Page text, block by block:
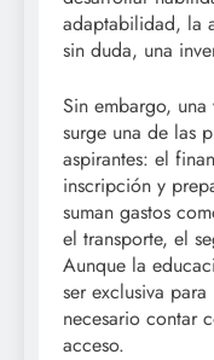
adaptabilidad, la
sin duda, una
Sin embargo,
surge una de las
aspirantes: el
inscripción y
suman gastos
el transporte, el
Aunque la
ser exclusiva
necesario contar
acceso.